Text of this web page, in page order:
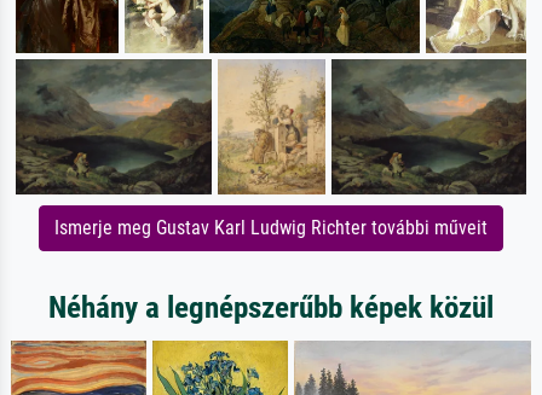
Ismerje meg Gustav Karl Ludwig Richter további műveit
Néhány a legnépszerűbb képek közül